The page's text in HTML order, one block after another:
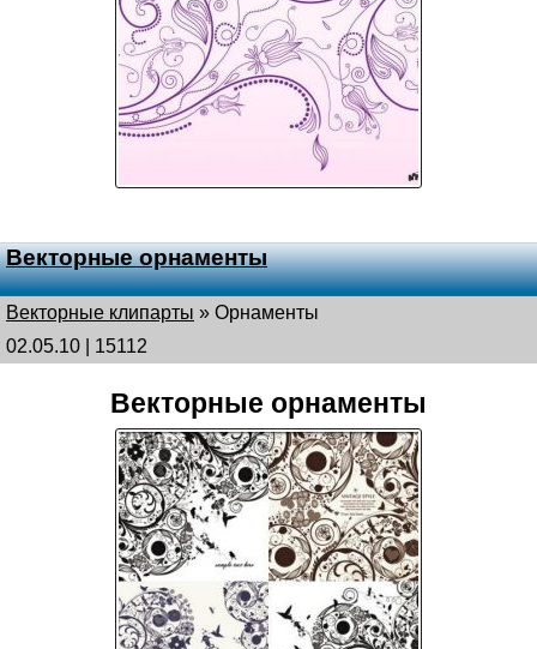
Векторные орнаменты
Векторные клипарты » Орнаменты
02.05.10 | 15112
Векторные орнаменты